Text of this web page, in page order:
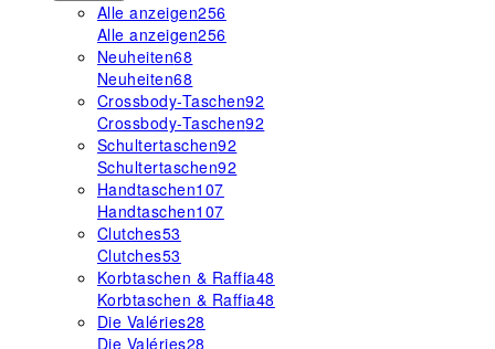
Alle anzeigen256
Alle anzeigen256
Neuheiten68
Neuheiten68
Crossbody-Taschen92
Crossbody-Taschen92
Schultertaschen92
Schultertaschen92
Handtaschen107
Handtaschen107
Clutches53
Clutches53
Korbtaschen & Raffia48
Korbtaschen & Raffia48
Die Valéries28
Die Valéries28